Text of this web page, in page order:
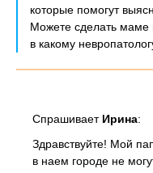
которые помогут
Можете сделать маме
в какому
Спрашивает Ирина:
Здравствуйте! Мой
в наем городе не